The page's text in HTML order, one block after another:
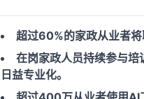
超过60%的家政从业者将
在岗家政人员持续参与
日益专业化。